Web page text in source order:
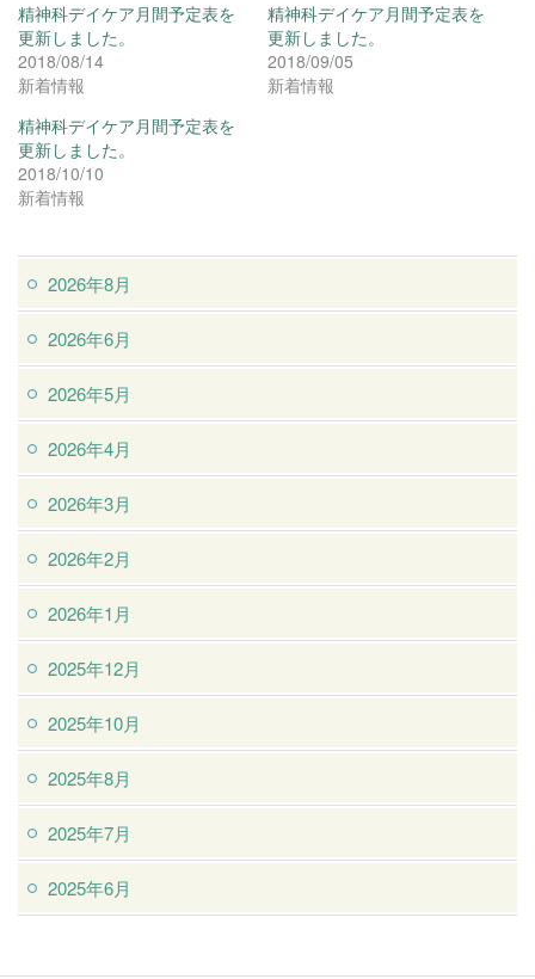
精神科デイケア月間予定表を
更新しました。
2018/08/14
新着情報
精神科デイケア月間予定表を
更新しました。
2018/09/05
新着情報
精神科デイケア月間予定表を
更新しました。
2018/10/10
新着情報
2026年8月
2026年6月
2026年5月
2026年4月
2026年3月
2026年2月
2026年1月
2025年12月
2025年10月
2025年8月
2025年7月
2025年6月